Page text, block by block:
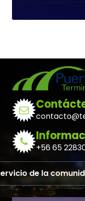
+56 65
de la comunidad